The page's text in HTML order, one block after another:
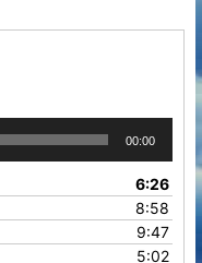
00:00
6:26
8:58
9:47
5:02